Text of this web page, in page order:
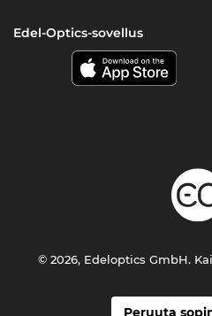
Edel-Optics-sovellus
Peruuta
© 2026, Edeloptics GmbH.